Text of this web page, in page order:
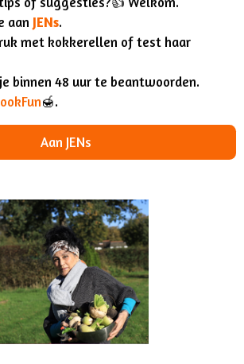
aan JENs.
met kokkerellen of test haar
binnen 48 uur te beantwoorden.
🍯.
Aan JENs